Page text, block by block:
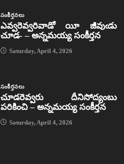
సంకీర్తనలు
ఎవ్వరెవ్వరివాడో యీ జీవుఁడు
చూడ- – అన్నమయ్య సంకీర్తన
Saturday, April 4, 2026
సంకీర్తనలు
చూడరెవ్వరు దీనిసోద్యంబు
పరికించి – అన్నమయ్య సంకీర్తన
Saturday, April 4, 2026